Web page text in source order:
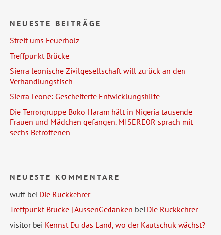
NEUESTE BEITRÄGE
Streit ums Feuerholz
Treffpunkt Brücke
Sierra leonische Zivilgesellschaft will zurück an den
Verhandlungstisch
Sierra Leone: Gescheiterte Entwicklungshilfe
Die Terrorgruppe Boko Haram hält in Nigeria tausende
Frauen und Mädchen gefangen. MISEREOR sprach mit
sechs Betroffenen
NEUESTE KOMMENTARE
wuffbei Die Rückkehrer
Treffpunkt Brücke | AussenGedanken bei Die Rückkehrer
visitorbei Kennst Du das Land, wo der Kautschuk wächst?